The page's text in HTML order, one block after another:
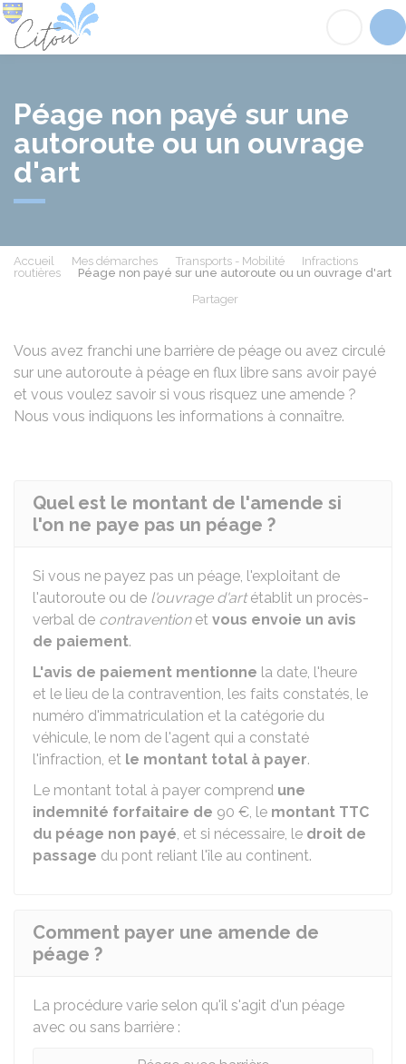
Péage non payé sur une
autoroute ou un ouvrage
d'art
Accueil Mes démarches Transports - Mobilité
Infractions
routières
Péage non payé sur une autoroute ou un ouvrage d'art
Partager
Vous avez franchi une barrière de péage ou avez circulé
sur une autoroute à péage en flux libre sans avoir payé
et vous voulez savoir si vous risquez une amende ?
Nous vous indiquons les informations à connaître.
Quel est le montant de l'amende si
l'on ne paye pas un péage ?
Si vous ne payez pas un péage, l'exploitant de
l'autoroute ou de l'ouvrage d'artétablit un procès-
verbal de contraventionet vous envoie un avis
de paiement.
L'avis de paiement mentionne la date, l'heure
et le lieu de la contravention, les faits constatés, le
numéro d'immatriculation et la catégorie du
véhicule, le nom de l'agent qui a constaté
l'infraction, et le montant total à payer.
Le montant total à payer comprend une
indemnité forfaitaire de 90 €, le montant TTC
du péage non payé, et si nécessaire, le droit de
passage du pont reliant l'île au continent.
Comment payer une amende de
péage ?
La procédure varie selon qu'il s'agit d'un péage
avec ou sans barrière :